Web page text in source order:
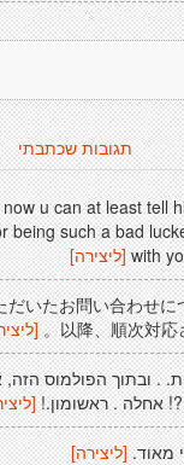
תגובות שכתבתי
u can at least tell
being such a bad
with [ליצירה]
だいたお問い合わせに
以降、順次対応
. ובתוך הפולמוס
אחלה . ראשומון.!
מאוד.[ליצירה]